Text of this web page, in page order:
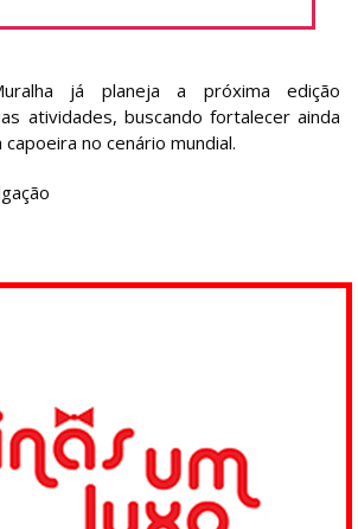
já planeja a próxima edição
atividades, buscando fortalecer ainda
no cenário mundial.